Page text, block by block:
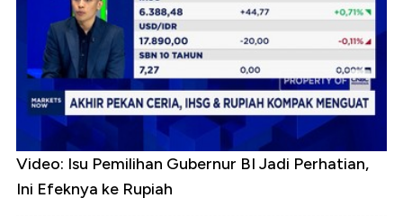
Video: Isu Pemilihan Gubernur BI Jadi Perhatian,
Ini Efeknya ke Rupiah